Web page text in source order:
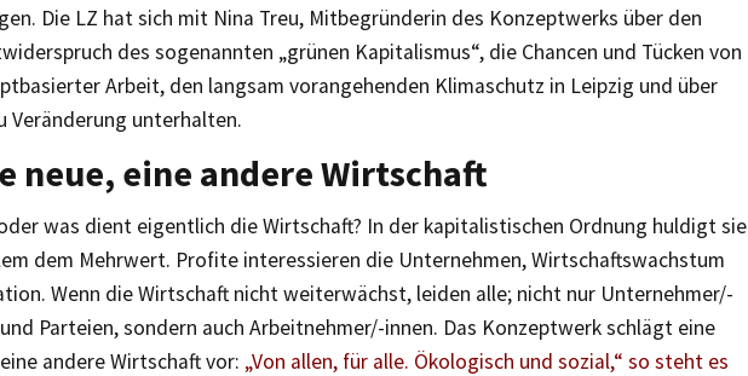
Die LZ hat sich mit Nina Treu, Mitbegründerin des Konzeptwerks über den
des sogenannten „grünen Kapitalismus“, die Chancen und Tücken von
Arbeit, den langsam vorangehenden Klimaschutz in Leipzig und über
Veränderung unterhalten.
neue, eine andere Wirtschaft
was dient eigentlich die Wirtschaft? In der kapitalistischen Ordnung huldigt sie
dem Mehrwert. Profite interessieren die Unternehmen, Wirtschaftswachstum
Wenn die Wirtschaft nicht weiterwächst, leiden alle; nicht nur Unternehmer/-
Parteien, sondern auch Arbeitnehmer/-innen. Das Konzeptwerk schlägt eine
andere Wirtschaft vor: „Von allen, für alle. Ökologisch und sozial,“ so steht es